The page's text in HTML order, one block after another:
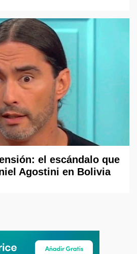
el escándalo que
Agostini en Bolivia